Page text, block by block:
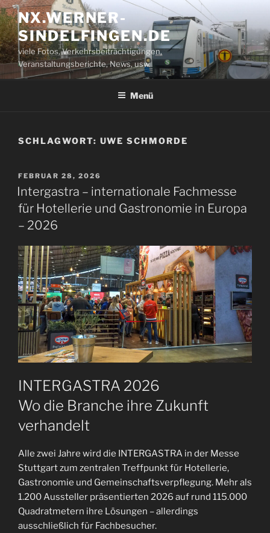
Zum
Inhalt
springen
NX.WERNER-
SINDELFINGEN.DE
viele Fotos, Verkehrsbeiträchtigungen,
Veranstaltungsberichte, News, usw.
Menü
SCHLAGWORT: UWE SCHMORDE
VERÖFFENTLICHT
AM
FEBRUAR 28, 2026
Intergastra – internationale Fachmesse
für Hotellerie und Gastronomie in Europa
– 2026
INTERGASTRA 2026
Wo die Branche ihre Zukunft
verhandelt
Alle zwei Jahre wird die INTERGASTRA in der Messe
Stuttgart zum zentralen Treffpunkt für Hotellerie,
Gastronomie und Gemeinschaftsverpflegung. Mehr als
1.200 Aussteller präsentierten 2026 auf rund 115.000
Quadratmetern ihre Lösungen – allerdings
ausschließlich für Fachbesucher.